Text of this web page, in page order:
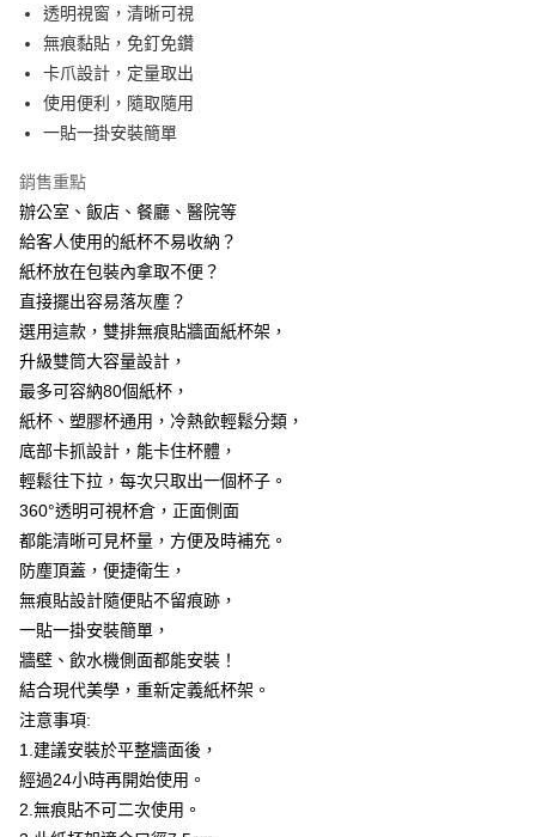
AFTEE先享後付
相關說明
【關於「AFTEE先享後付」】
AFTEE先享後付是「在收到商品之後才付款」的支付方式。 讓您購物簡單
１．簡單：不需註冊會員、不需綁卡、不需儲值。
３．安心：先確認商品／服務後，再付款。
１．於結帳方式選擇「AFTEE先享後付」後，將跳轉至「AFTEE先享後付」
結帳頁面，進行簡訊認證並確認金額後，即可完成結帳。
２．訂單成立數日內，您將收到繳費通知簡訊。
３．收到繳費通知簡訊後14天內，點擊此簡訊中的連結，可透過四大超商／
ATM／網路銀行／等多元方式進行付款，方視為交易完成。
※ 請注意：結帳手續完成當下不需立刻繳費，但若您需要取消訂單，請聯絡
後付繳納相關費用。
※ 交易是否成功請以「AFTEE先享後付 」之結帳頁面顯示為準，若有關於
是否繳費成功／繳費後需取消欲退款等相關疑問，請聯繫「AFTEE先享後付
客戶支援中心」
https://netprotections.freshdesk.com/support/home
【注意事項】
１．透過由恩沛科技股份有限公司提供之「AFTEE先享後付」服務完成之交
易，需依本服務之必要範圍內提供個人資料，並將交易相關給付款項請求債
權轉讓予恩沛科技股份有限公司。
２．關於個人資料處理事宜，請瀏覽以下網址：
３．未成年的使用者請事先徵得法定代理人或監護人之同意方可使用
「AFTEE先享後付」，若未經同意申辦者引起之損失，本公司不負相關責
任。
４．使用「AFTEE先享後付」時，將依據個別帳號之用戶狀況，依本公司即
時審查核予不同之上限額度；若仍有額度不足之情形，本公司將視審查結果
請求用戶進行身份認證。
恩沛科技股份有限公司將有權停止該用戶之使用額度並採取法律行動。
ATM付款
全家取貨付款
每筆NT$60，滿NT$499(含以上)免運費
7-11取貨付款
每筆NT$60，滿NT$499(含以上)免運費
7-11取貨(快速到店)
宅配
每筆NT$100，滿NT$799(含以上)免運費
離島宅配
每筆NT$150
透明視窗，清晰可視
無痕黏貼，免釘免鑽
卡爪設計，定量取出
使用便利，隨取隨用
一貼一掛安裝簡單
銷售重點
辦公室、飯店、餐廳、醫院等
給客人使用的紙杯不易收納？
紙杯放在包裝內拿取不便？
直接擺出容易落灰塵？
選用這款，雙排無痕貼牆面紙杯架，
升級雙筒大容量設計，
最多可容納80個紙杯，
紙杯、塑膠杯通用，冷熱飲輕鬆分類，
底部卡抓設計，能卡住杯體，
輕鬆往下拉，每次只取出一個杯子。
360°透明可視杯倉，正面側面
都能清晰可見杯量，方便及時補充。
防塵頂蓋，便捷衛生，
無痕貼設計隨便貼不留痕跡，
一貼一掛安裝簡單，
牆壁、飲水機側面都能安裝！
結合現代美學，重新定義紙杯架。
注意事項:
1.建議安裝於平整牆面後，
經過24小時再開始使用。
2.無痕貼不可二次使用。